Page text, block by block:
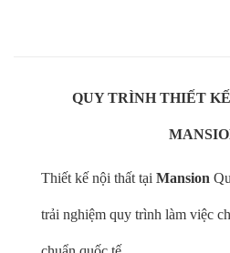
QUY TRÌNH THIẾT
Thiết kế nội thất tại Mansion
trải nghiệm quy trình làm việc